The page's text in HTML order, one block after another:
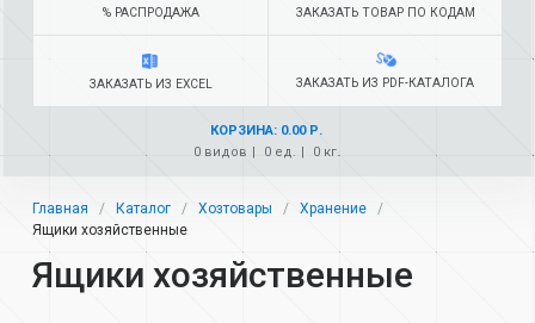
% РАСПРОДАЖА ЗАКАЗАТЬ ТОВАР ПО КОДАМ
ЗАКАЗАТЬ ИЗ EXCEL ЗАКАЗАТЬ ИЗ PDF-КАТАЛОГА
КОРЗИНА: 0.00 Р.
0 видов
0 ед. 0 кг.
Главная Каталог Хозтовары
Хранение
Ящики хозяйственные
Ящики хозяйственные